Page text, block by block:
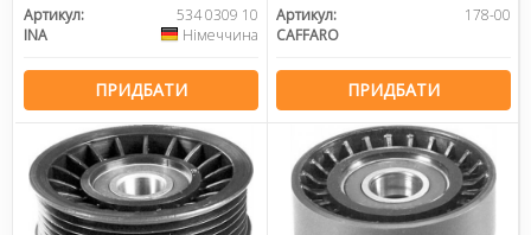
Артикул:
534 0309 10
INA
Німеччина
ПРИДБАТИ
Артикул:
178-00
CAFFARO
ПРИДБАТИ